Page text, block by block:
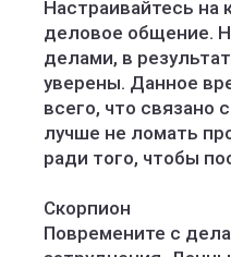
Настраивайтесь на
деловое общение.
делами, в
уверены. Данное
всего, что связано
лучше не ломать
ради того, чтобы
Скорпион
Повремените с